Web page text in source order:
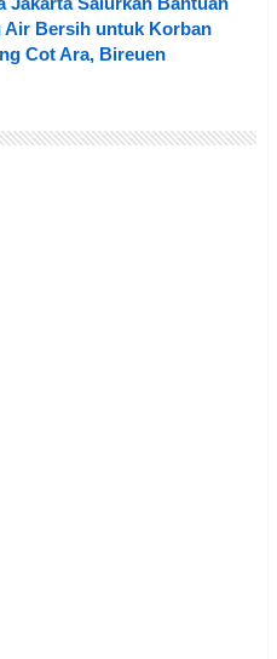
Air Bersih untuk Korban
Cot Ara, Bireuen